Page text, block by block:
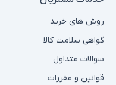
روش های خرید
گواهی سلامت کالا
سوالات متداول
قوانین و مقررات